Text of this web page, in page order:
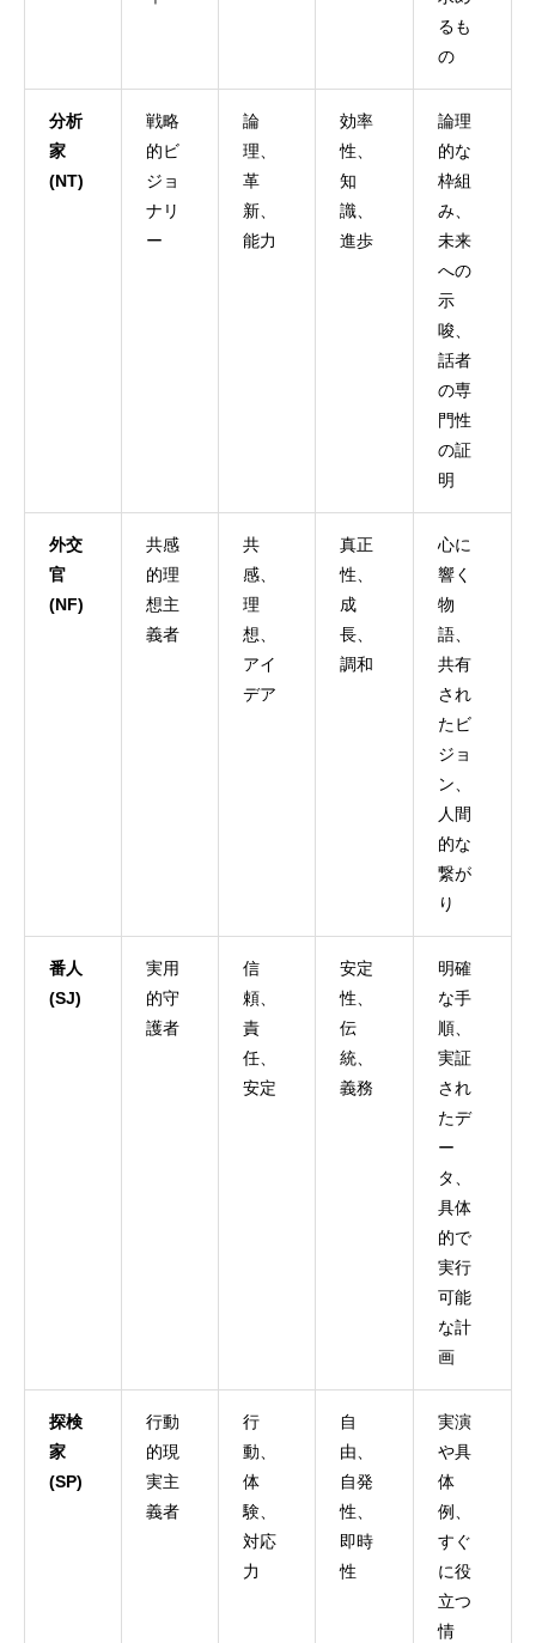
るも
の
分析
家
(NT)
戦略
的ビ
ジョ
ナリ
ー
論
理、
革
新、
能力
効率
性、
知
識、
進歩
論理
的な
枠組
み、
未来
への
示
唆、
話者
の専
門性
の証
明
外交
官
(NF)
共感
的理
想主
義者
共
感、
理
想、
アイ
デア
真正
性、
成
長、
調和
心に
響く
物
語、
共有
され
たビ
ジョ
ン、
人間
的な
繋が
り
番人
(SJ)
実用
的守
護者
信
頼、
責
任、
安定
安定
性、
伝
統、
義務
明確
な手
順、
実証
され
たデ
ー
タ、
具体
的で
実行
可能
な計
画
探検
家
(SP)
行動
的現
実主
義者
行
動、
体
験、
対応
力
自
由、
自発
性、
即時
性
実演
や具
体
例、
すぐ
に役
立つ
情